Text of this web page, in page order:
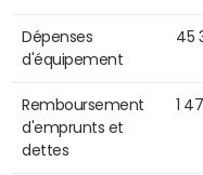
Dépenses
d'équipement
45
Remboursement
d'emprunts et
dettes
1